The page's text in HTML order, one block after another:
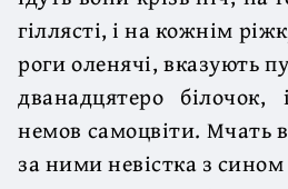
гіллясті, і на кожнім
роги оленячі, вказують
дванадцятеро
немов самоцвіти. Мчать
за ними невістка з